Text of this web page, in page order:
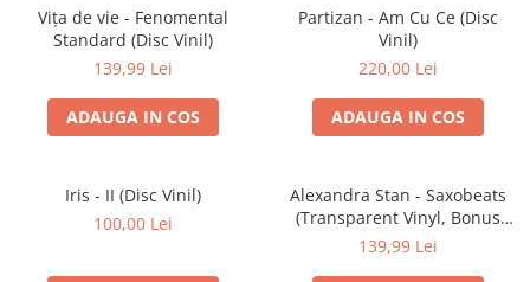
Vița de vie - Fenomental
Standard (Disc Vinil)
139,99 Lei
ADAUGA IN COS
Partizan - Am Cu Ce (Disc
Vinil)
220,00 Lei
ADAUGA IN COS
Iris - II (Disc Vinil)
100,00 Lei
Alexandra Stan - Saxobeats
(Transparent Vinyl, Bonus
Tracks) ) (Disc Vinil)
139,99 Lei